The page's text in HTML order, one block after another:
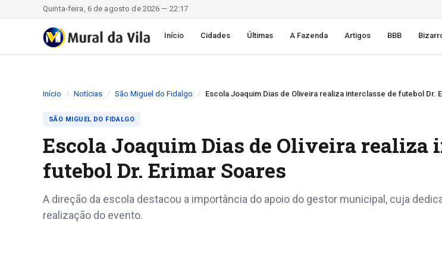
Quinta-feira, 6 de agosto de 2026 — 22:17
Início Cidades Últimas A Fazenda Artigos BBB
Início Notícias São Miguel do Fidalgo Escola Joaquim Dias de Oliveira realiza interclasse de futebol Dr.
SÃO MIGUEL DO FIDALGO
Escola Joaquim Dias de Oliveira realiza
futebol Dr. Erimar Soares
A direção da escola destacou a importância do apoio do gestor municipal, cuja
realização do evento.